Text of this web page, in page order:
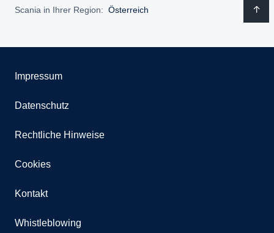
Scania in Ihrer Region: Österreich
Impressum
Datenschutz
Rechtliche Hinweise
Cookies
Kontakt
Whistleblowing